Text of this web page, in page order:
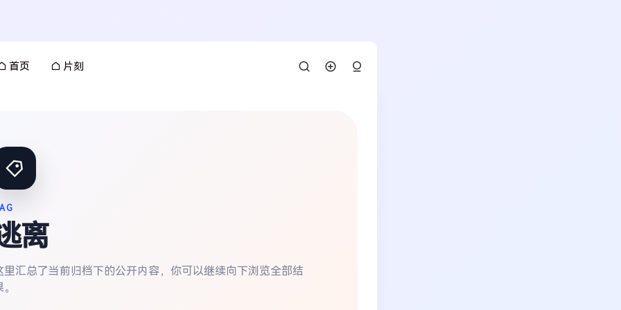
首页 片刻
离
里汇总了当前归档下的公开内容，你可以继续向下浏览全部结